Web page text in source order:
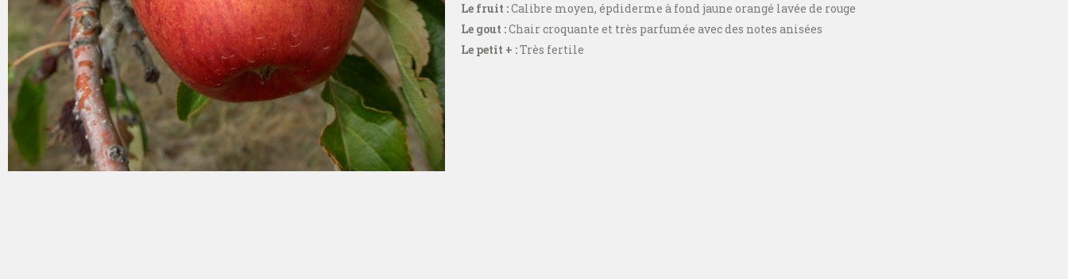
Le fruit :Calibre moyen, épdiderme à fond jaune orangé lavée de rouge
Le gout :Chair croquante et très parfumée avec des notes anisées
Le petit + :Très fertile